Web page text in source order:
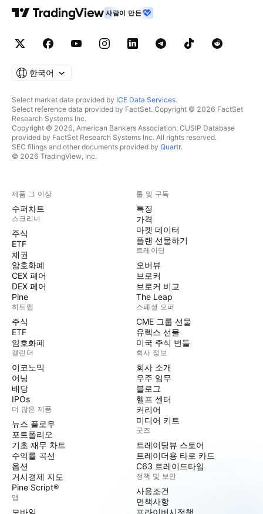
사람이 만든
한국어
Select market data provided by ICE Data Services.
Select reference data provided by FactSet. Copyright © 2026 FactSet
Research Systems Inc.
Copyright © 2026, American Bankers Association. CUSIP Database
provided by FactSet Research Systems Inc. All rights reserved.
SEC filings and other documents provided by Quartr.
© 2026 TradingView, Inc.
제품 그 이상
수퍼차트
스크리너
주식
ETF
채권
암호화폐
CEX 페어
DEX 페어
Pine
히트맵
주식
ETF
암호화폐
캘린더
이코노믹
어닝
배당
IPOs
더 많은 제품
뉴스 플로우
포트폴리오
기초 재무 차트
수익률 곡선
옵션
거시경제 지도
Pine Script®
앱
모바일
툴 및 구독
특징
가격
마켓 데이터
플랜 선물하기
트레이딩
오버뷰
브로커
브로커 비교
The Leap
스페셜 오퍼
CME 그룹 선물
유렉스 선물
미국 주식 번들
회사 정보
회사 소개
우주 임무
블로그
헬프 센터
커리어
미디어 키트
굿즈
트레이딩뷰 스토어
트레이더용 타로 카드
C63 트레이드타임
정책 및 보안
사용조건
면책사항
프라이버시정책